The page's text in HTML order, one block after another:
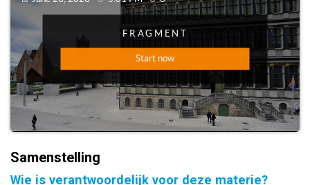
Samenstelling
Wie is verantwoordelijk voor deze materie?